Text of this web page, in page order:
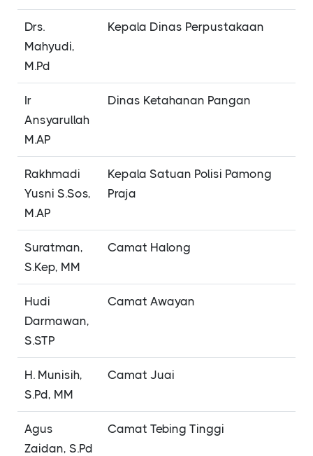
Drs.
Mahyudi,
M.Pd
Kepala Dinas Perpustakaan
Ir
Ansyarullah
M.AP
Dinas Ketahanan Pangan
Rakhmadi
Yusni S.Sos,
M.AP
Kepala Satuan Polisi Pamong
Praja
Suratman,
S.Kep, MM
Camat Halong
Hudi
Darmawan,
S.STP
Camat Awayan
H. Munisih,
S.Pd, MM
Camat Juai
Agus
Zaidan, S.Pd
Camat Tebing Tinggi